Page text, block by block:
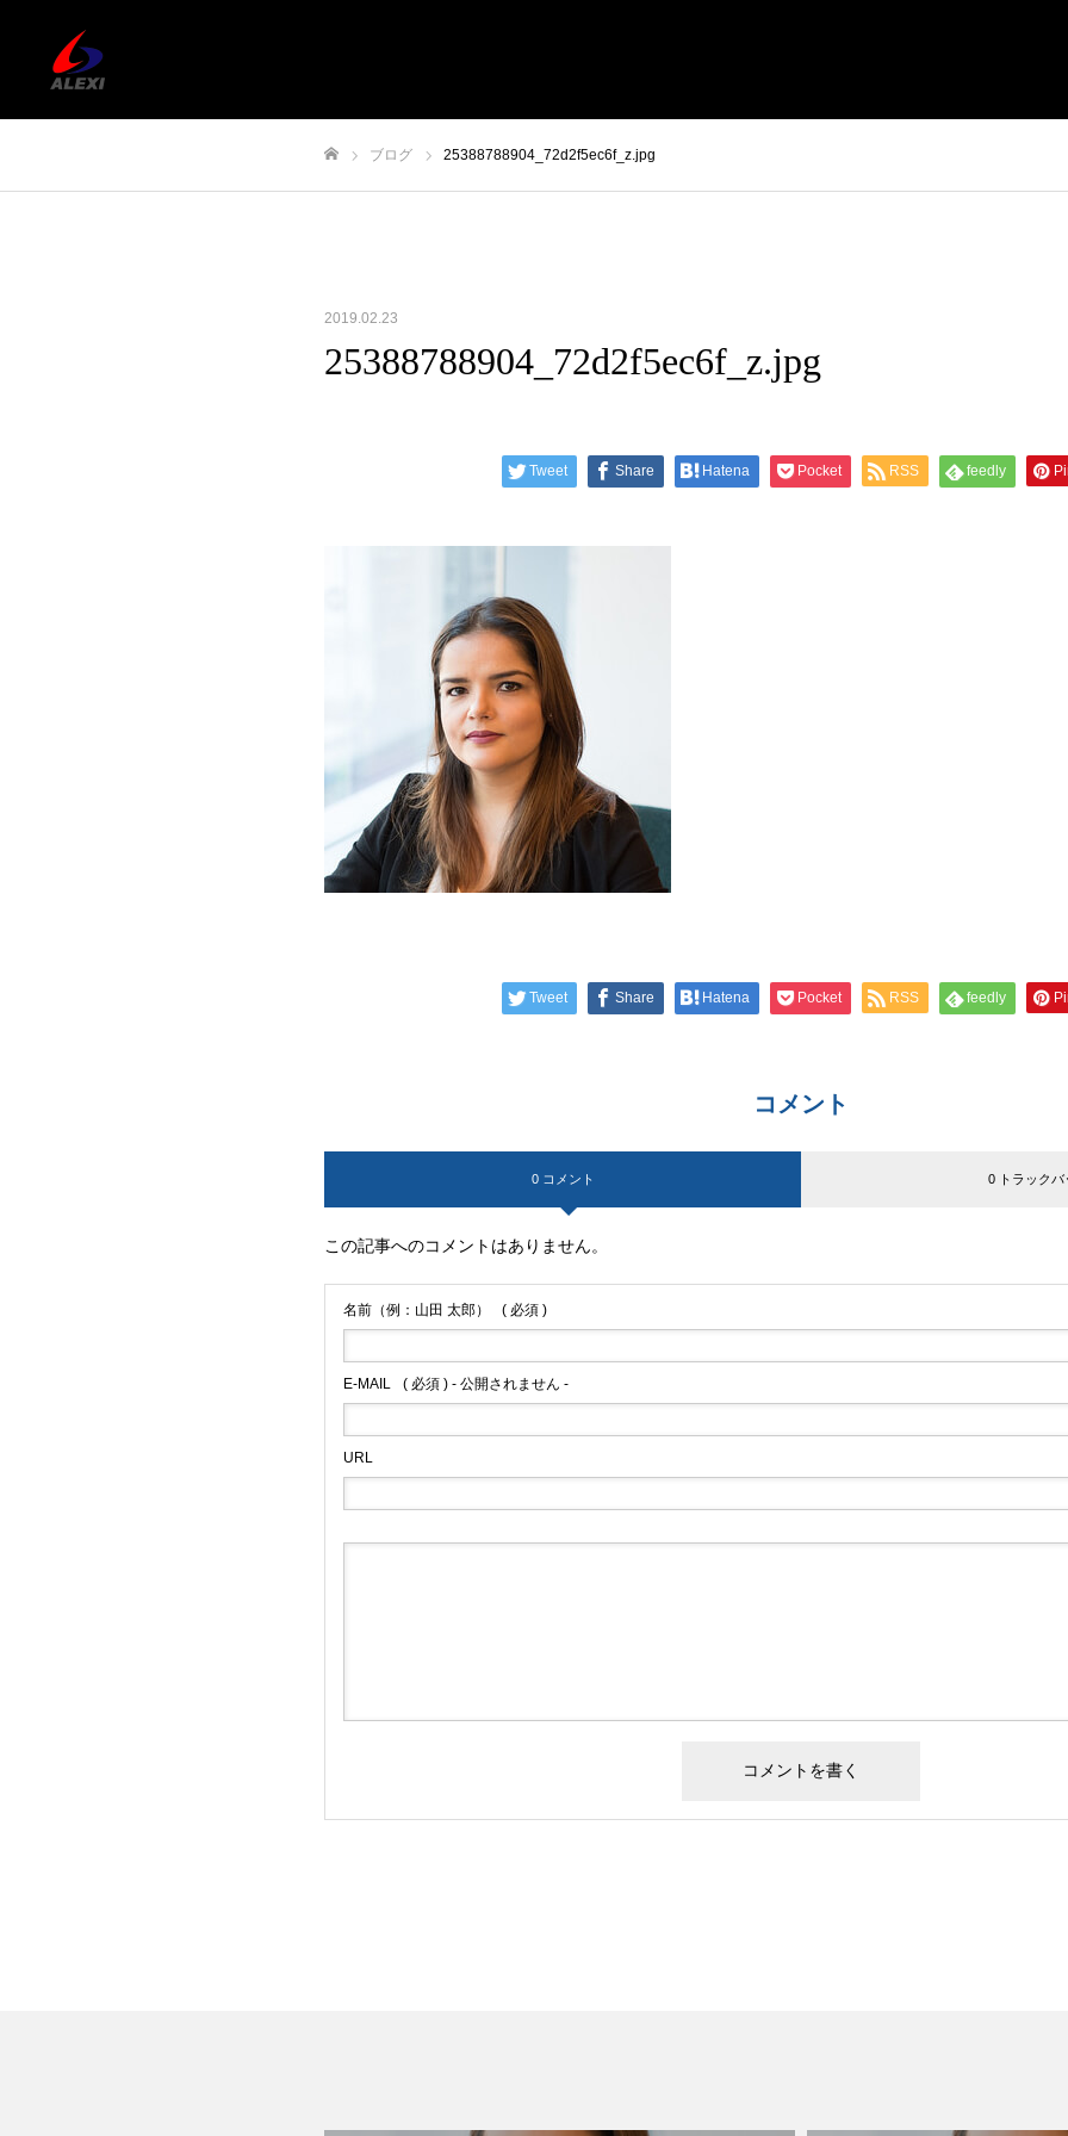
ブログ 25388788904_72d2f5ec6f_z.jpg
2019.02.23
25388788904_72d2f5ec6f_z.jpg
Tweet Share Hatena Pocket RSS feedly
Tweet Share Hatena Pocket RSS feedly
コメント
0 コメント 0 トラックバ
この記事へのコメントはありません。
名前（例：山田 太郎） ( 必須 )
E-MAIL ( 必須 ) - 公開されません -
URL